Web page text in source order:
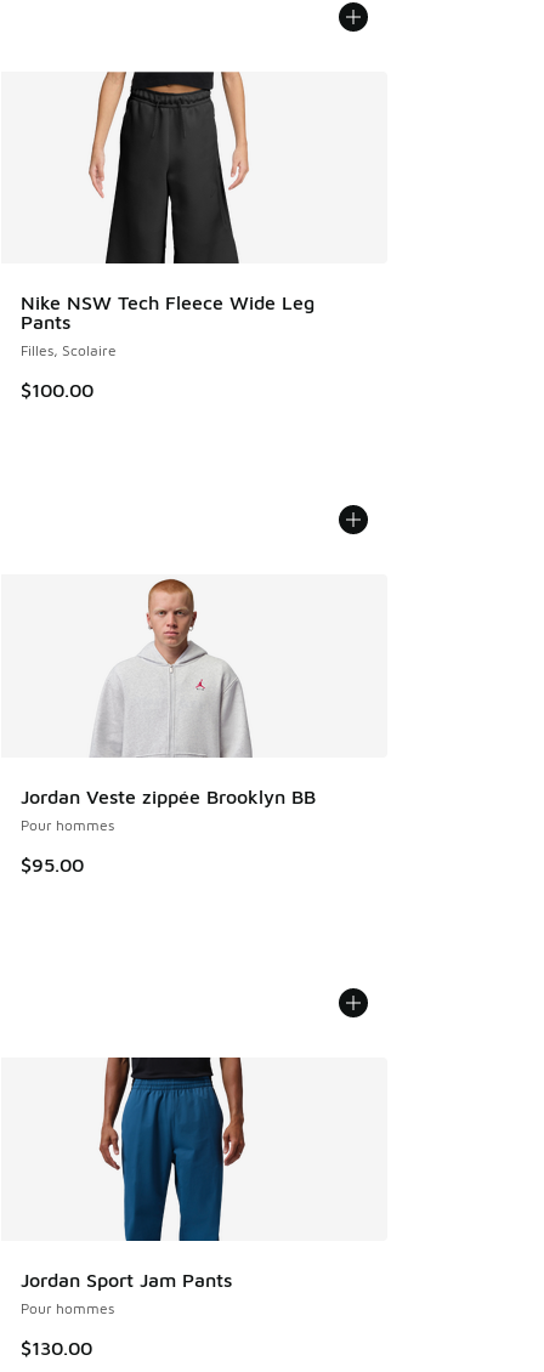
Nike NSW Tech Fleece Wide Leg
Pants
Filles, Scolaire
$100.00
Jordan Veste zippée Brooklyn BB
Pour hommes
$95.00
Jordan Sport Jam Pants
Pour hommes
$130.00